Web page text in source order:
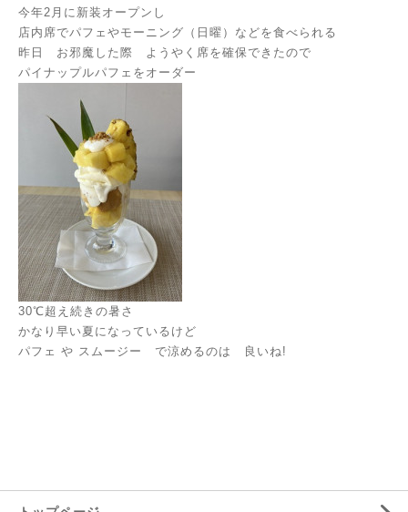
今年2月に新装オープンし
店内席でパフェやモーニング（日曜）などを食べられる
昨日 お邪魔した際 ようやく席を確保できたので
パイナップルパフェをオーダー
30℃超え続きの暑さ
かなり早い夏になっているけど
パフェ や スムージー で涼めるのは 良いね!